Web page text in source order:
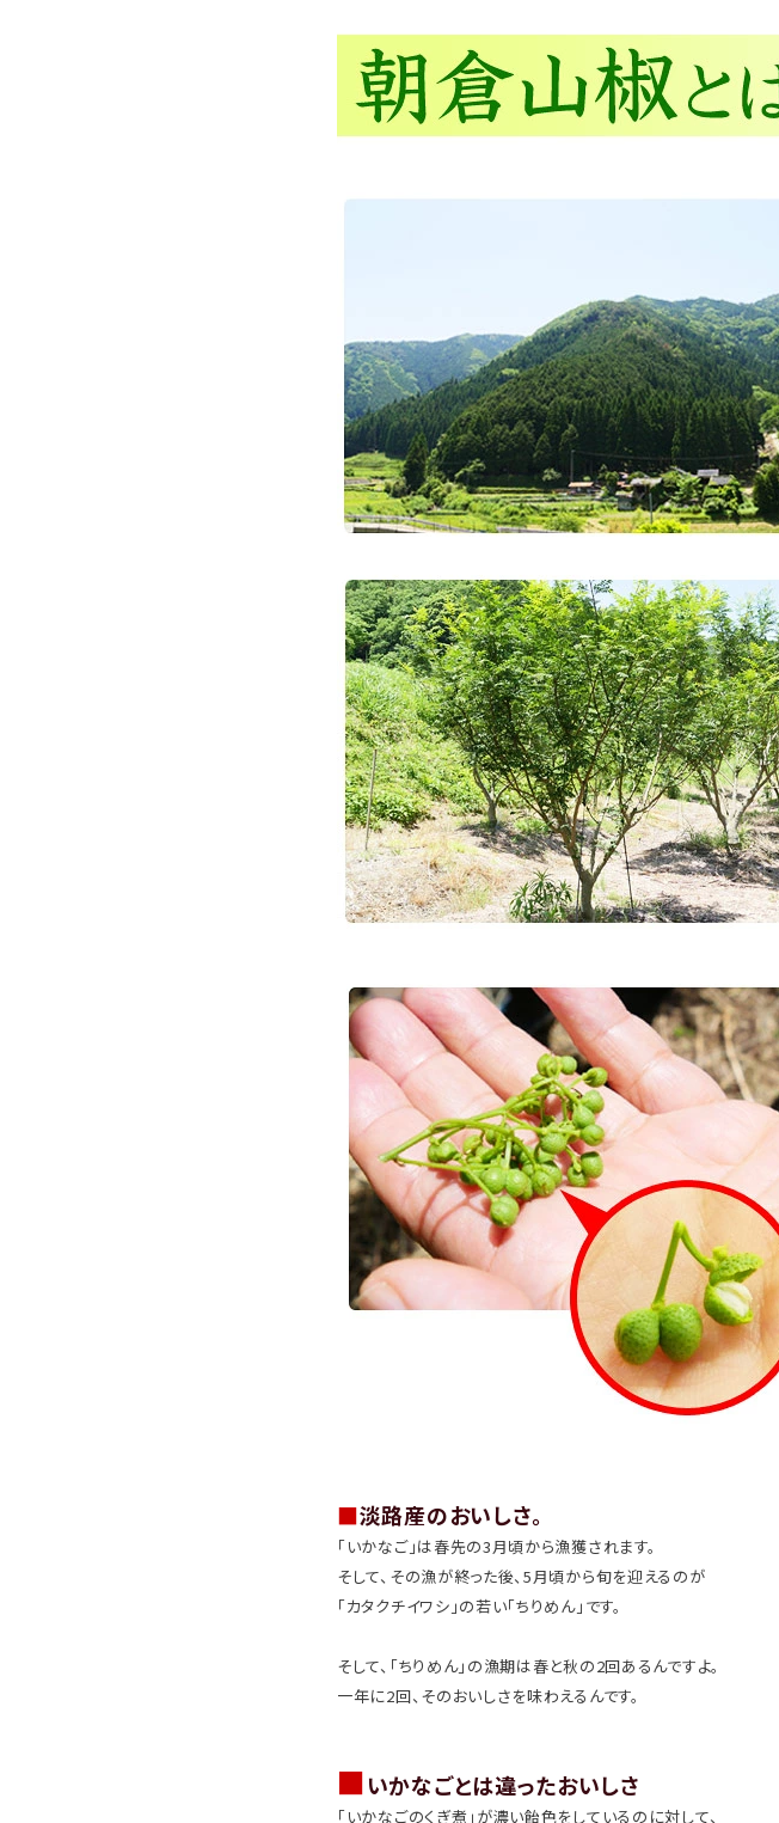
■淡路産のおいしさ。
「いかなご」は春先の3月頃から漁獲されます。
そして、その漁が終った後、5月頃から旬を迎えるのが
「カタクチイワシ」の若い「ちりめん」です。
そして、「ちりめん」の漁期は春と秋の2回あるんですよ。
一年に2回、そのおいしさを味わえるんです。
■いかなごとは違ったおいしさ
「いかなごのくぎ煮」が濃い飴色をしているのに対して、